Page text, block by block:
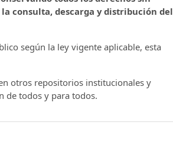
consulta, descarga y distribución del
según la ley vigente aplicable, esta
otros repositorios institucionales y
de todos y para todos.